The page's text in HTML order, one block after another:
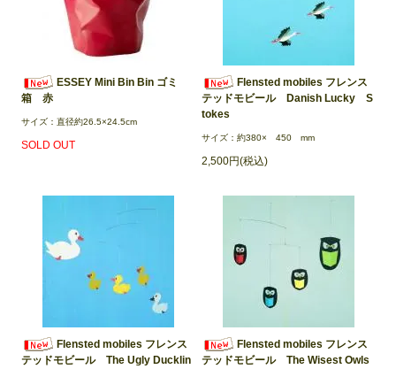
ESSEY Mini Bin Bin ゴミ
箱 赤
サイズ：直径約26.5×24.5cm
SOLD OUT
Flensted mobiles フレンス
テッドモビール Danish Lucky S
tokes
サイズ：約380× 450 mm
2,500円(税込)
Flensted mobiles フレンス
テッドモビール The Ugly Ducklin
Flensted mobiles フレンス
テッドモビール The Wisest Owls